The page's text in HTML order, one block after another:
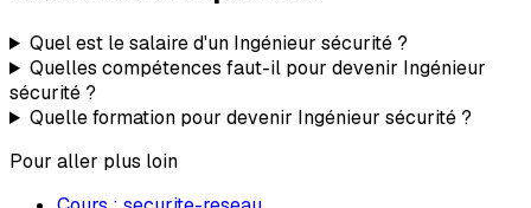
Quel est le salaire d'un Ingénieur sécurité ?
Quelles compétences faut-il pour devenir Ingénieur
sécurité ?
Quelle formation pour devenir Ingénieur sécurité ?
Pour aller plus loin